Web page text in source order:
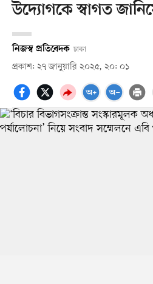
উদ্যোগকে স্বাগত
নিজস্ব প্রতিবেদক ঢাকা
প্রকাশ: ২৭ জানুয়ারি ২০২৫, ২০: ০১